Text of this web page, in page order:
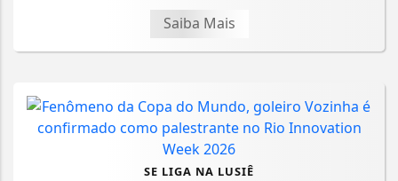
Saiba Mais
SE LIGA NA LUSIÊ